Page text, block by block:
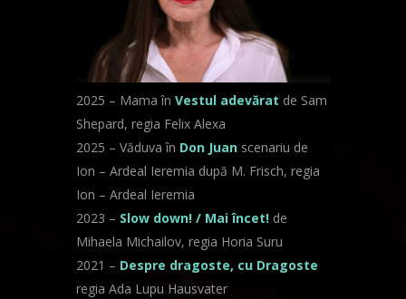
2025 – Mama în Vestul adevărat de Sam
Shepard, regia Felix Alexa
2025 – Văduva în Don Juan scenariu de
Ion – Ardeal Ieremia după M. Frisch, regia
Ion – Ardeal Ieremia
2023 – Slow down! / Mai încet! de
Mihaela Michailov, regia Horia Suru
2021 – Despre dragoste, cu Dragoste
regia Ada Lupu Hausvater